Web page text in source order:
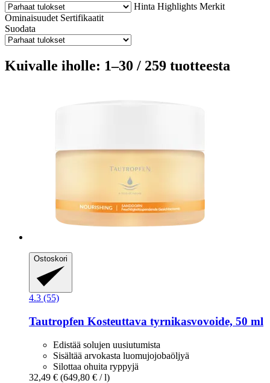
Hinta Highlights Merkit
Ominaisuudet Sertifikaatit
Suodata
Kuivalle iholle: 1–30 / 259 tuotteesta
Ostoskori
4.3 (55)
Tautropfen Kosteuttava tyrnikasvovoide, 50 ml
Edistää solujen uusiutumista
Sisältää arvokasta luomujojobaöljyä
Silottaa ohuita ryppyjä
32,49 € (649,80 € / l)